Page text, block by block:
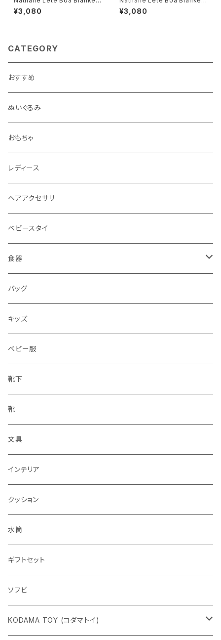
Cats
¥3,080
Rabbits
¥3,080
CATEGORY
おすすめ
ぬいぐるみ
おもちゃ
レディース
ヘアアクセサリ
ベビースタイ
食器
水筒
水筒
バッグ
キッズ
ベビー服
靴下
靴
文具
インテリア
クッション
水筒
ギフトセット
ソフビ
KODAMA TOY (コダマトイ)